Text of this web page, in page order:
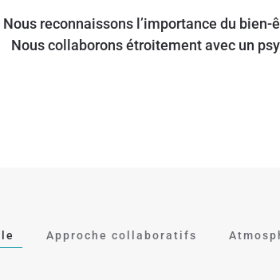
Nous reconnaissons l’importance du
Nous collaborons étroitement avec un
Approche collaboratifs